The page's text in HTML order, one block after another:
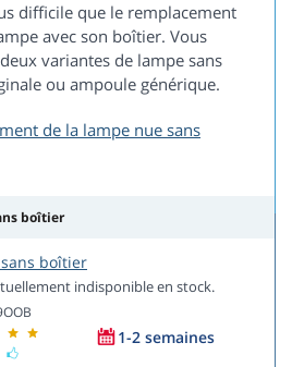
difficile que le remplacement
avec son boîtier. Vous
variantes de lampe sans
ou ampoule générique.
de la lampe nue sans
boîtier
sans boîtier
indisponible en stock.
1-2 semaines